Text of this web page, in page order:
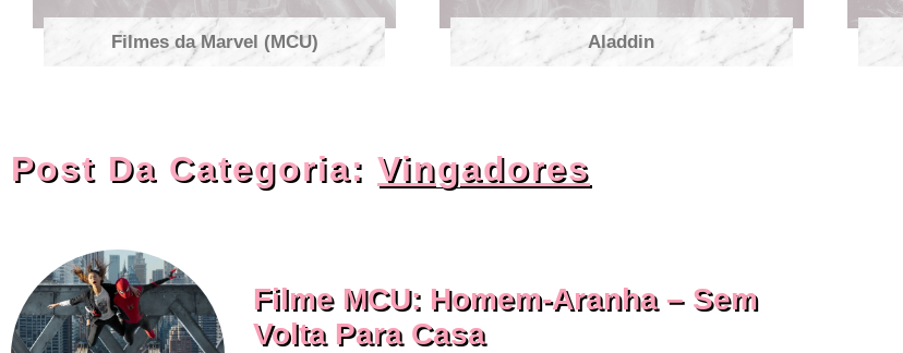
Filmes da Marvel (MCU) Aladdin
Post Da Categoria: Vingadores
Filme MCU: Homem-Aranha – Sem
Volta Para Casa